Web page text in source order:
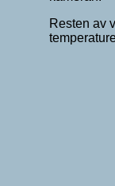
Resten av